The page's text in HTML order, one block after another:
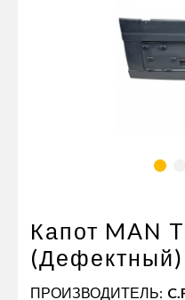
кондиционировани
Стяжные ремни и
Капот MAN
(Дефектный)
ПРОИЗВОДИТЕЛЬ: